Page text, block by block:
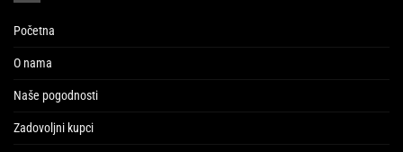
Početna
O nama
Naše pogodnosti
Zadovoljni kupci